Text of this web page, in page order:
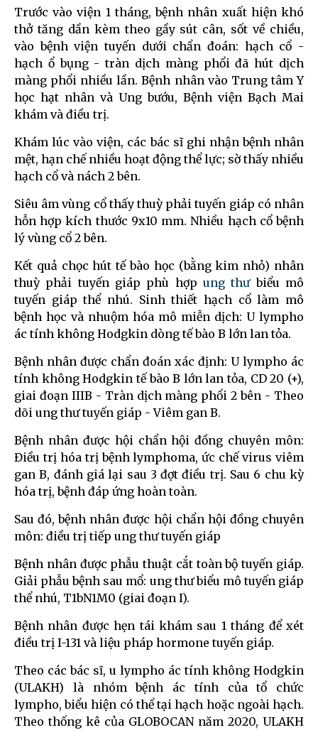
Trước vào viện 1 tháng, bệnh nhân xuất hiện khó
thở tăng dần kèm theo gầy sút cân, sốt về chiều,
vào bệnh viện tuyến dưới chẩn đoán: hạch cổ -
hạch ổ bụng - tràn dịch màng phổi đã hút dịch
màng phổi nhiều lần. Bệnh nhân vào Trung tâm Y
học hạt nhân và Ung bướu, Bệnh viện Bạch Mai
khám và điều trị.
Khám lúc vào viện, các bác sĩ ghi nhận bệnh nhân
mệt, hạn chế nhiều hoạt động thể lực; sờ thấy nhiều
hạch cổ và nách 2 bên.
Siêu âm vùng cổ thấy thuỳ phải tuyến giáp có nhân
hỗn hợp kích thước 9x10 mm. Nhiều hạch cổ bệnh
lý vùng cổ 2 bên.
Kết quả chọc hút tế bào học (bằng kim nhỏ) nhân
thuỳ phải tuyến giáp phù hợp ung thưbiểu mô
tuyến giáp thể nhú. Sinh thiết hạch cổ làm mô
bệnh học và nhuộm hóa mô miễn dịch: U lympho
ác tính không Hodgkin dòng tế bào B lớn lan tỏa.
Bệnh nhân được chẩn đoán xác định: U lympho ác
tính không Hodgkin tế bào B lớn lan tỏa, CD 20 (+),
giai đoạn IIIB - Tràn dịch màng phổi 2 bên - Theo
dõi ung thư tuyến giáp - Viêm gan B.
Bệnh nhân được hội chẩn hội đồng chuyên môn:
Điều trị hóa trị bệnh lymphoma, ức chế virus viêm
gan B, đánh giá lại sau 3 đợt điều trị. Sau 6 chu kỳ
hóa trị, bệnh đáp ứng hoàn toàn.
Sau đó, bệnh nhân được hội chẩn hội đồng chuyên
môn: điều trị tiếp ung thư tuyến giáp
Bệnh nhân được phẫu thuật cắt toàn bộ tuyến giáp.
Giải phẫu bệnh sau mổ: ung thư biểu mô tuyến giáp
thể nhú, T1bN1M0 (giai đoạn I).
Bệnh nhân được hẹn tái khám sau 1 tháng để xét
điều trị I-131 và liệu pháp hormone tuyến giáp.
Theo các bác sĩ, u lympho ác tính không Hodgkin
(ULAKH) là nhóm bệnh ác tính của tổ chức
lympho, biểu hiện có thể tại hạch hoặc ngoài hạch.
Theo thống kê của GLOBOCAN năm 2020, ULAKH